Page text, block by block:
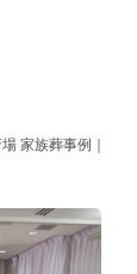
家族葬事例｜